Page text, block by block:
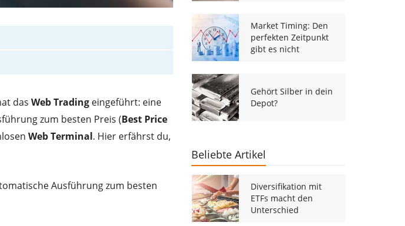
das Web Trading eingeführt: eine
zum besten Preis (Best Price
Web Terminal. Hier erfährst du,
Ausführung zum besten
Market Timing: Den
perfekten Zeitpunkt
gibt es nicht
Gehört Silber in dein
Depot?
Beliebte Artikel
Diversifikation mit
ETFs macht den
Unterschied